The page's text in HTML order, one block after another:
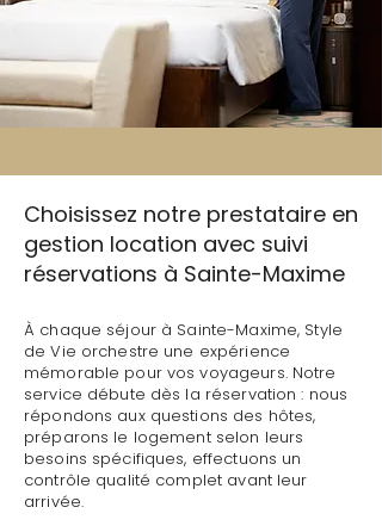
Choisissez notre prestataire en
gestion location avec suivi
réservations à Sainte-Maxime
À chaque séjour à Sainte-Maxime, Style
de Vie orchestre une expérience
mémorable pour vos voyageurs. Notre
service débute dès la réservation : nous
répondons aux questions des hôtes,
préparons le logement selon leurs
besoins spécifiques, effectuons un
contrôle qualité complet avant leur
arrivée.